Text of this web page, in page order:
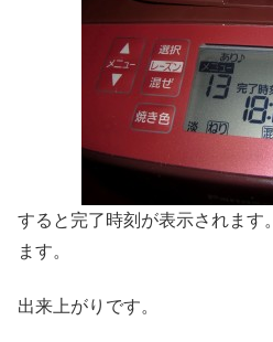
すると完了時刻が表示されます
ます。
出来上がりです。